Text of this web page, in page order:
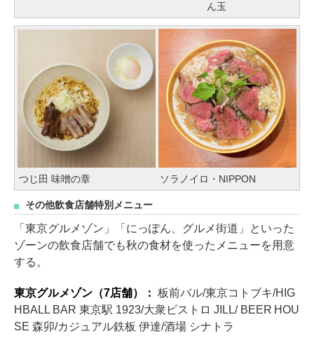
ん玉
つじ田 味噌の章 ソラノイロ・NIPPON
その他飲食店舗特別メニュー
「東京グルメゾン」「にっぽん、グルメ街道」といった
ゾーンの飲食店舗でも秋の食材を使ったメニューを用意
する。
東京グルメゾン（7店舗）： 板前バル/東京コトブキ/HIG
HBALL BAR 東京駅 1923/大衆ビストロ JILL/ BEER HOU
SE 森卯/カジュアル鉄板 伊達/酒場 シナトラ